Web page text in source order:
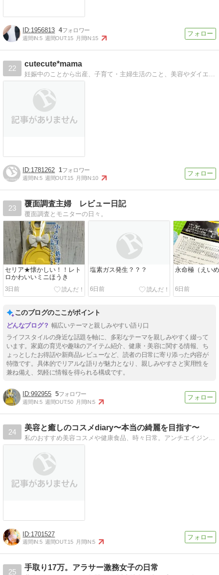
1956813 4
週間IN:5 週間OUT:15 月間IN:15
22
cutecute*mama
妊娠中のことから出産、子育て・主婦生活のこと、美容やダイエットのことも書いています
1781262 1
週間IN:5 週間OUT:15 月間IN:10
23
覆面調査主婦 レビュー日記
覆面調査とモニターの日々。
セリア★懐かしい！！レト
ロかわいいミニほうき
3日前
塩素ガス発生？？？
6日前
永命極（えい
6日前
このブログのここがポイント
幅広いテーマと親しみやすい語り口
ライフスタイルの身近な話題を軸に、多彩なテーマを親しみやすく綴って
います。家庭の育児や趣味のアイテム紹介、健康・美容に関する情報、ち
ょっとしたお得話や新商品レビューなど、読者の日常に寄り添った内容が
特徴です。具体的でリアルな語りが魅力となり、親しみやすさと実用性を
兼ね備え、気軽に情報を得られる構成です。
992955 5
週間IN:5 週間OUT:50 月間IN:5
24
美容と癒しのコスメdiary〜本当の綺麗を目指す〜
私のおすすめ美容コスメや健康食品、時々日常。アンチエイジングケア大好きなアラフォー主婦の日記です。
1701527
週間IN:5 週間OUT:15 月間IN:5
25
手取り17万。アラサー激務女子の日常